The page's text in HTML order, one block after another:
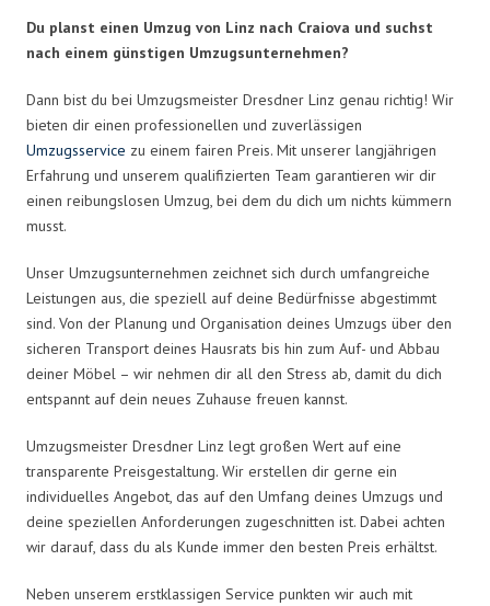
Du planst einen Umzug von Linz nach Craiova und suchst
nach einem günstigen Umzugsunternehmen?
Dann bist du bei Umzugsmeister Dresdner Linz genau richtig! Wir
bieten dir einen professionellen und zuverlässigen
Umzugsservice zu einem fairen Preis. Mit unserer langjährigen
Erfahrung und unserem qualifizierten Team garantieren wir dir
einen reibungslosen Umzug, bei dem du dich um nichts kümmern
musst.
Unser Umzugsunternehmen zeichnet sich durch umfangreiche
Leistungen aus, die speziell auf deine Bedürfnisse abgestimmt
sind. Von der Planung und Organisation deines Umzugs über den
sicheren Transport deines Hausrats bis hin zum Auf- und Abbau
deiner Möbel – wir nehmen dir all den Stress ab, damit du dich
entspannt auf dein neues Zuhause freuen kannst.
Umzugsmeister Dresdner Linz legt großen Wert auf eine
transparente Preisgestaltung. Wir erstellen dir gerne ein
individuelles Angebot, das auf den Umfang deines Umzugs und
deine speziellen Anforderungen zugeschnitten ist. Dabei achten
wir darauf, dass du als Kunde immer den besten Preis erhältst.
Neben unserem erstklassigen Service punkten wir auch mit